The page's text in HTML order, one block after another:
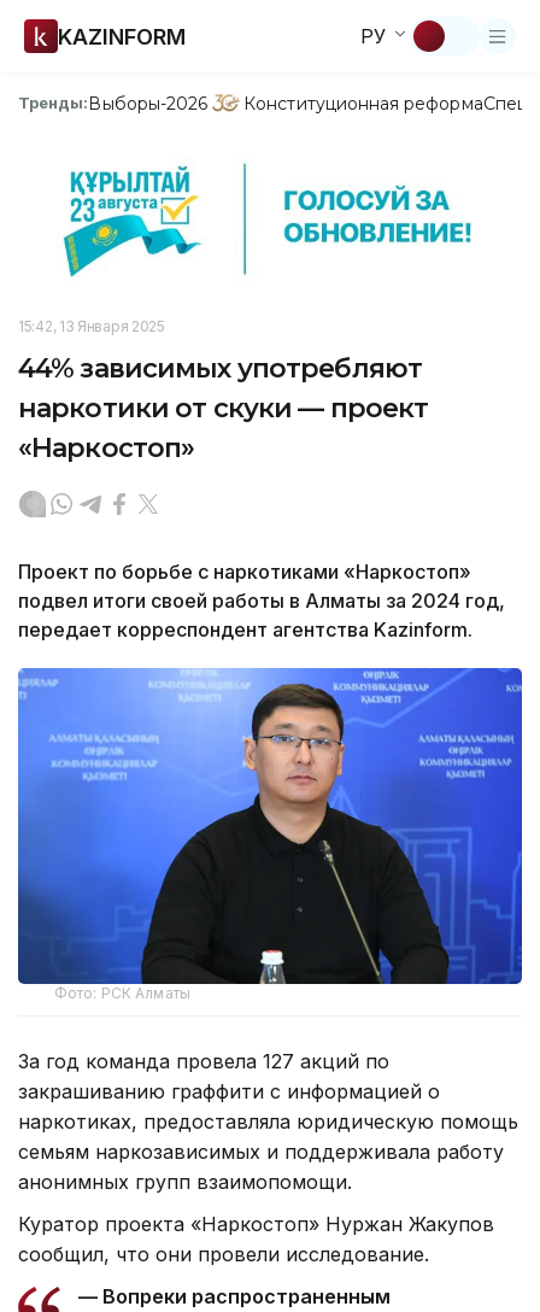
KAZINFORM РУ
Тренды:Выборы-2026 Конституционная реформа
15:42, 13 Января 2025
44% зависимых употребляют
наркотики от скуки — проект
«Наркостоп»
Проект по борьбе с наркотиками «Наркостоп»
подвел итоги своей работы в Алматы за 2024 год,
передает корреспондент агентства Kazinform.
Фото: РСК Алматы
За год команда провела 127 акций по
закрашиванию граффити с информацией о
наркотиках, предоставляла юридическую помощь
семьям наркозависимых и поддерживала работу
анонимных групп взаимопомощи.
Куратор проекта «Наркостоп» Нуржан Жакупов
сообщил, что они провели исследование.
— Вопреки распространенным